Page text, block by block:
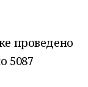
проведено
5087